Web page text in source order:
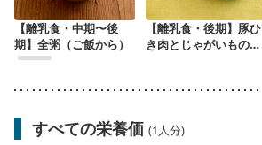
【離乳食・中期〜後
期】全粥（ご飯から）
【離乳食・後期】豚ひ
き肉とじゃがいものソ
すべての栄養価 (1人分)